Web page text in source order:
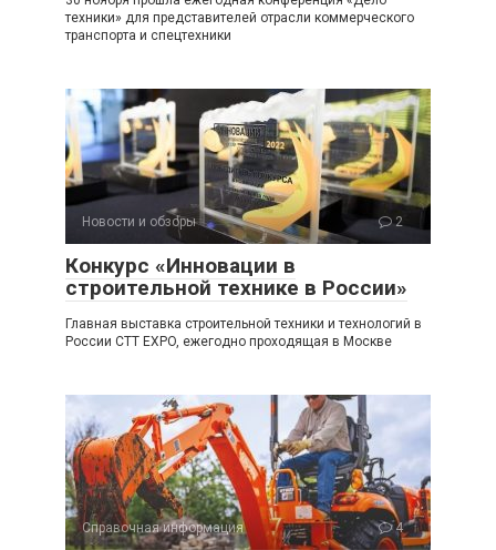
техники» для представителей отрасли коммерческого
транспорта и спецтехники
Новости и обзоры 2
Конкурс «Инновации в
строительной технике в России»
Главная выставка строительной техники и технологий в
России CTT EXPO, ежегодно проходящая в Москве
Справочная информация 4